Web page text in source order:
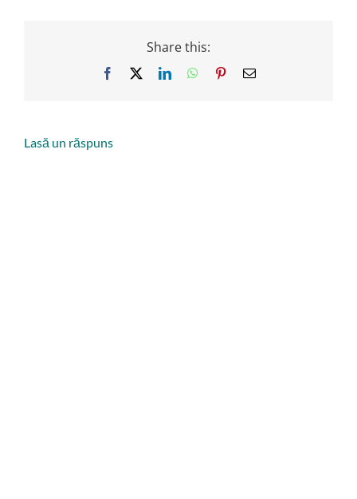
Share this:
Facebook LinkedInWhatsApp
PinterestEmail
Lasă un răspuns